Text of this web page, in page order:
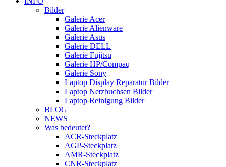
Bilder
Galerie Acer
Galerie Alienware
Galerie Asus
Galerie DELL
Galerie Fujitsu
Galerie HP/Compaq
Galerie Sony
Laptop Display Reparatur Bilder
Laptop Netzbuchsen Bilder
Laptop Reinigung Bilder
BLOG
NEWS
Was bedeutet?
ACR-Steckplatz
AGP-Steckplatz
AMR-Steckplatz
CNR-Steckplatz